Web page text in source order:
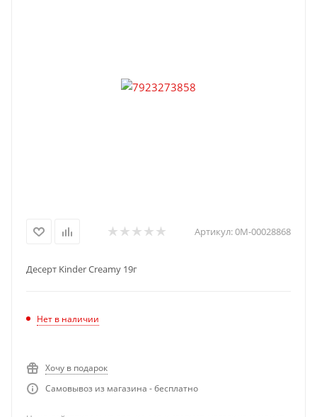
Артикул:0М-00028868
Десерт Kinder Creamy 19г
Нет в наличии
Хочу в подарок
Самовывоз из магазина - бесплатно